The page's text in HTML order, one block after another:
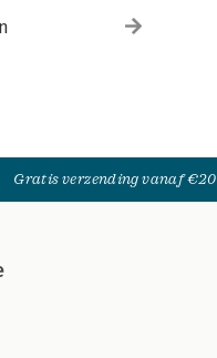
Gratis verzending vanaf €20